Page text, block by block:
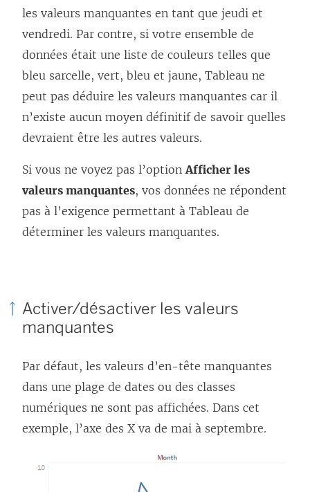
les valeurs manquantes en tant que jeudi et
vendredi. Par contre, si votre ensemble de
données était une liste de couleurs telles que
bleu sarcelle, vert, bleu et jaune, Tableau ne
peut pas déduire les valeurs manquantes car il
n’existe aucun moyen définitif de savoir quelles
devraient être les autres valeurs.
Si vous ne voyez pas l’optionAfficher les
valeurs manquantes, vos données ne répondent
pas à l’exigence permettant à Tableau de
déterminer les valeurs manquantes.
Activer/désactiver les valeurs
manquantes
Par défaut, les valeurs d’en-tête manquantes
dans une plage de dates ou des classes
numériques ne sont pas affichées. Dans cet
exemple, l’axe des X va de mai à septembre.